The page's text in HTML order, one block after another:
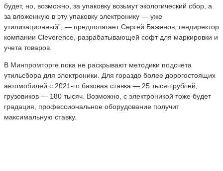
будет, но, возможно, за упаковку возьмут экологический сбор, а
за вложенную в эту упаковку электронику — уже
утилизационный”, — предполагает Сергей Баженов, гендиректор
компании Cleverence, разрабатывающей софт для маркировки и
учета товаров.
В Минпромторге пока не раскрывают методики подсчета
утильсбора для электроники. Для гораздо более дорогостоящих
автомобилей с 2021-го базовая ставка — 25 тысяч рублей,
грузовиков — 180 тысяч. Возможно, с электроникой тоже будет
градация, профессиональное оборудование получит
максимальную ставку.